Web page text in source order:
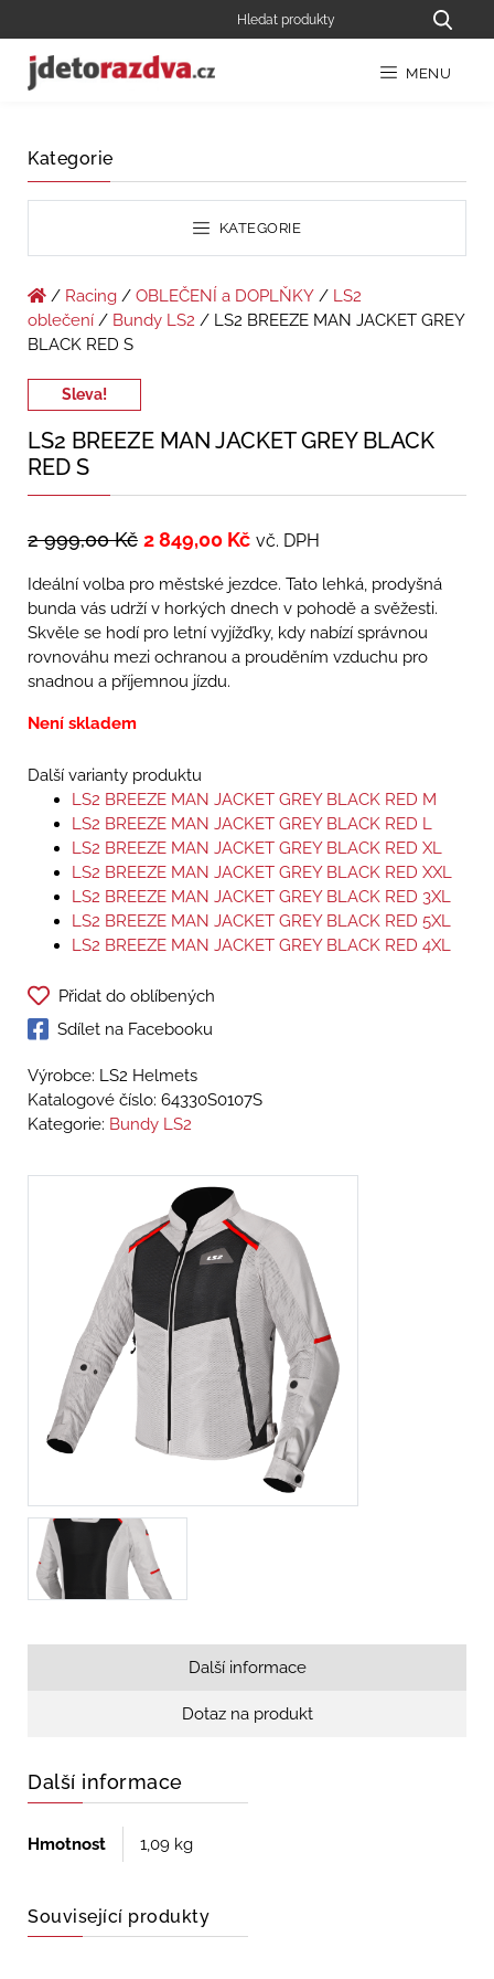
MENU
Kategorie
KATEGORIE
/ Racing / OBLEČENÍ a DOPLŇKY / LS2
oblečení / Bundy LS2 / LS2 BREEZE MAN JACKET GREY
BLACK RED S
Sleva!
LS2 BREEZE MAN JACKET GREY BLACK
RED S
2 999,00Kč 2 849,00 Kč vč. DPH
Ideální volba pro městské jezdce. Tato lehká, prodyšná
bunda vás udrží v horkých dnech v pohodě a svěžesti.
Skvěle se hodí pro letní vyjížďky, kdy nabízí správnou
rovnováhu mezi ochranou a prouděním vzduchu pro
snadnou a příjemnou jízdu.
Není skladem
Další varianty produktu
LS2 BREEZE MAN JACKET GREY BLACK RED M
LS2 BREEZE MAN JACKET GREY BLACK RED L
LS2 BREEZE MAN JACKET GREY BLACK RED XL
LS2 BREEZE MAN JACKET GREY BLACK RED XXL
LS2 BREEZE MAN JACKET GREY BLACK RED 3XL
LS2 BREEZE MAN JACKET GREY BLACK RED 5XL
LS2 BREEZE MAN JACKET GREY BLACK RED 4XL
Přidat do oblíbených
Sdílet na Facebooku
Výrobce: LS2 Helmets
Katalogové číslo: 64330S0107S
Kategorie: Bundy LS2
Další informace
Dotaz na produkt
Další informace
Hmotnost 1,09 kg
Související produkty